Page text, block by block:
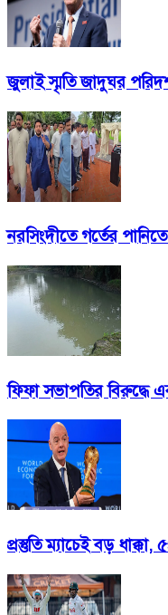
জুলাই স্মৃতি জাদুঘর
নরসিংদীতে গর্তের
ফিফা সভাপতির বিরুদ্ধে
প্রস্তুতি ম্যাচেই বড়